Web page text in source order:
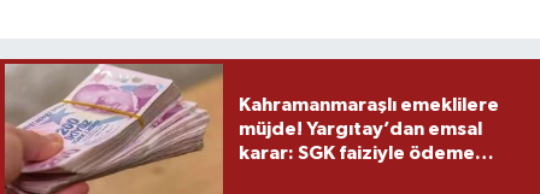
Kahramanmaraşlı emeklilere
müjde! Yargıtay’dan emsal
karar: SGK faiziyle ödeme